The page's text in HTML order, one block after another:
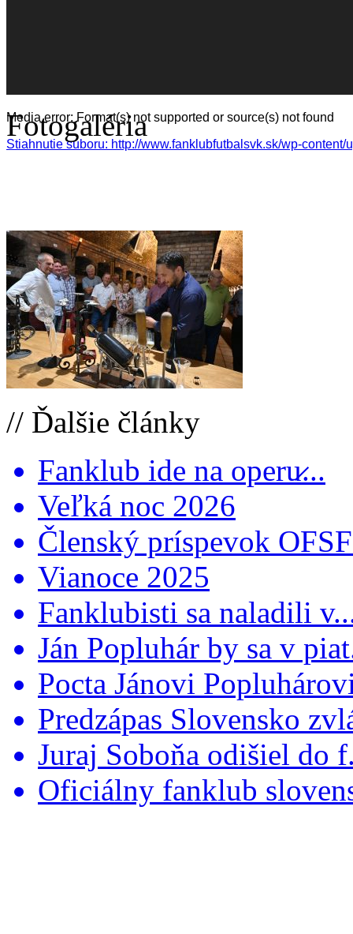
Media error: Format(s) not supported or source(s) not found
Stiahnutie súboru: http://www.fanklubfutbalsvk.sk/wp-
Fotogaléria
// Ďalšie články
Fanklub ide na operu̷...
Veľká noc 2026
Členský príspevok
Vianoce 2025
Fanklubisti sa naladili
Ján Popluhár by sa v
Pocta Jánovi
Predzápas Slovensko
Juraj Soboňa odišiel do
Oficiálny fanklub